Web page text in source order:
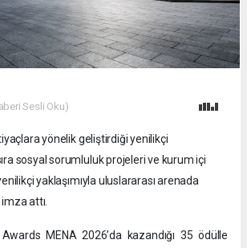
Sesli Oku)
yönelik geliştirdiği yenilikçi
sosyal sorumluluk projeleri ve kurum içi
yaklaşımıyla uluslararası arenada
attı.
MENA 2026’da kazandığı 35 ödülle